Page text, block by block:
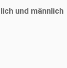
und männlich